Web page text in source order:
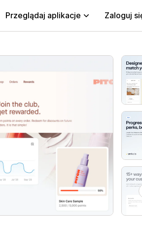
Przeglądaj aplikacje Zaloguj